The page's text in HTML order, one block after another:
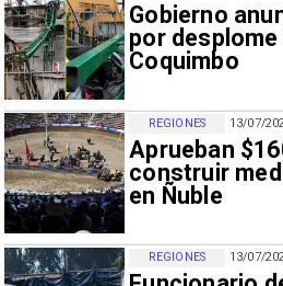
Gobierno
por desplome
Coquimbo
13/07/
Aprueban
construir
en Ñuble
REGIONES
13/07/
REGIONES